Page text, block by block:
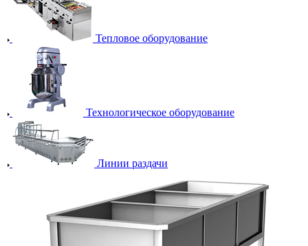
Тепловое оборудование
Технологическое оборудование
Линии раздачи